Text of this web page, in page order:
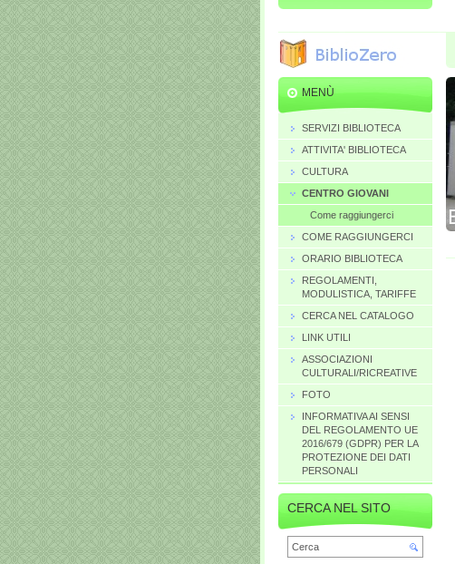
MENÙ
SERVIZI BIBLIOTECA
ATTIVITA' BIBLIOTECA
CULTURA
CENTRO GIOVANI
Come raggiungerci
COME RAGGIUNGERCI
ORARIO BIBLIOTECA
REGOLAMENTI,
MODULISTICA, TARIFFE
CERCA NEL CATALOGO
LINK UTILI
ASSOCIAZIONI
CULTURALI/RICREATIVE
FOTO
INFORMATIVA AI SENSI
DEL REGOLAMENTO UE
2016/679 (GDPR) PER LA
PROTEZIONE DEI DATI
PERSONALI
CERCA NEL SITO